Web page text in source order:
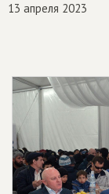
13 апреля 2023